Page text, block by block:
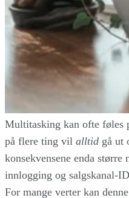
Multitasking kan ofte føles
på flere ting vil alltid gå ut
konsekvensene enda større
innlogging og salgskanal-
For mange verter kan